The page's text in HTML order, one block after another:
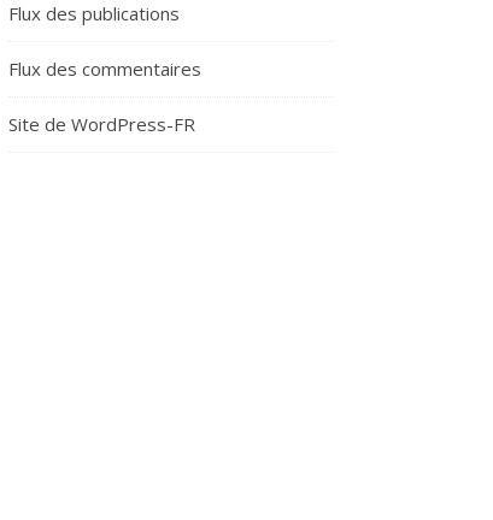
Flux des publications
Flux des commentaires
Site de WordPress-FR